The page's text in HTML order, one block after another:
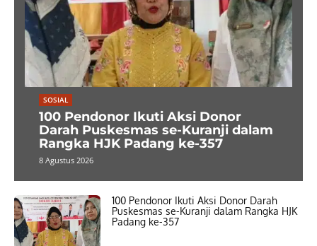
SOSIAL
100 Pendonor Ikuti Aksi Donor
Darah Puskesmas se-Kuranji dalam
Rangka HJK Padang ke-357
8 Agustus 2026
100 Pendonor Ikuti Aksi Donor Darah
Puskesmas se-Kuranji dalam Rangka HJK
Padang ke-357